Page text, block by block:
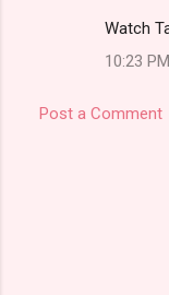
Watch
10:23 PM
Post a Comment